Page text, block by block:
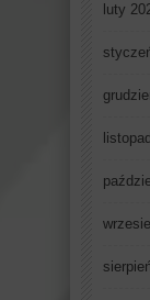
luty